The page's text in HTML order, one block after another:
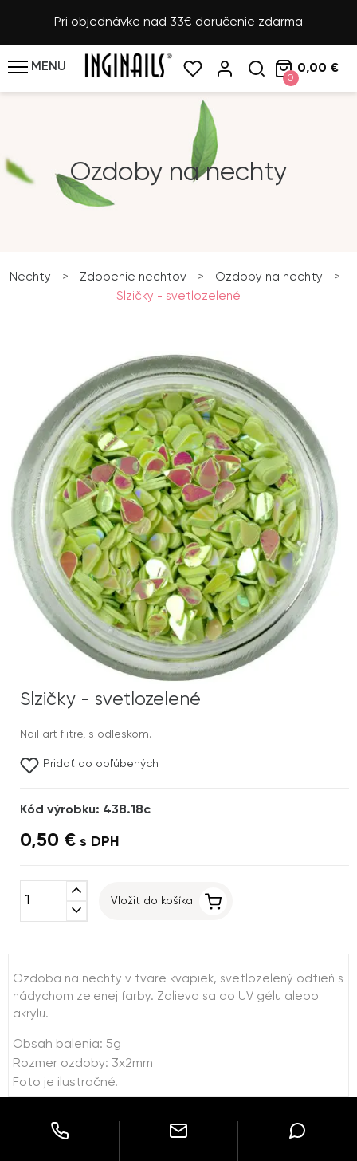
Pri objednávke nad 33€ doručenie zdarma
MENU
0
0,00 €
Ozdoby na nechty
Nechty > Zdobenie nechtov > Ozdoby na nechty
>
Slzičky - svetlozelené
Slzičky - svetlozelené
Nail art flitre, s odleskom.
Pridať do obľúbených
Kód výrobku: 438.18c
0,50 € s DPH
expand_less
expand_more
Vložiť do košíka
Ozdoba na nechty v tvare kvapiek, svetlozelený odtieň s
nádychom zelenej farby. Zalieva sa do UV gélu alebo
akrylu.
Obsah balenia: 5g
Rozmer ozdoby: 3x2mm
Foto je ilustračné.